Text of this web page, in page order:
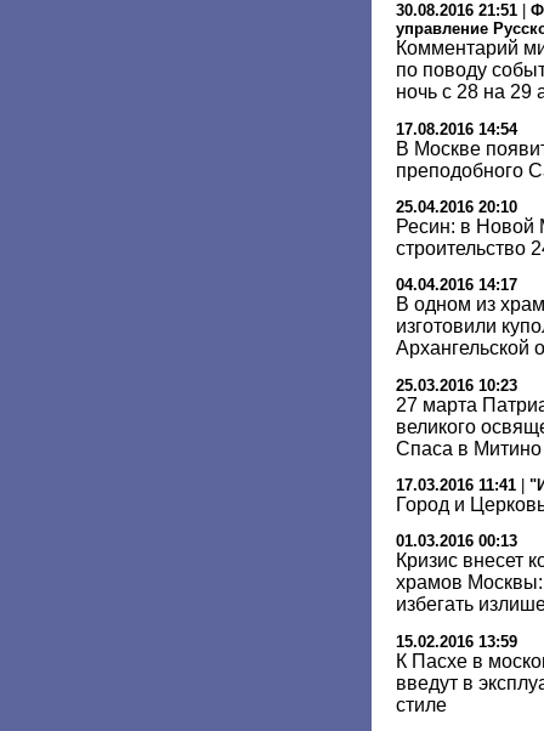
30.08.2016 21:51
управление
Комментарий
по поводу
ночь с 28 на 29
17.08.2016 14:54
В Москве
преподобного
25.04.2016 20:10
Ресин: в Новой
строительство
04.04.2016 14:17
В одном из
изготовили
Архангельской
25.03.2016 10:23
27 марта
великого
Спаса в Митино
17.03.2016 11:41
Город и
01.03.2016 00:13
Кризис внесет
храмов Москвы:
избегать
15.02.2016 13:59
К Пасхе в
введут в
стиле